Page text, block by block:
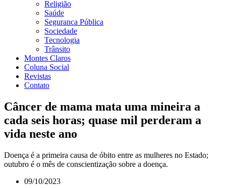
Religião
Saúde
Seguranca Pública
Sociedade
Tecnologia
Trânsito
Montes Claros
Coluna Social
Revistas
Contato
Câncer de mama mata uma mineira a
cada seis horas; quase mil perderam a
vida neste ano
Doença é a primeira causa de óbito entre as mulheres no Estado;
outubro é o mês de conscientização sobre a doença.
09/10/2023